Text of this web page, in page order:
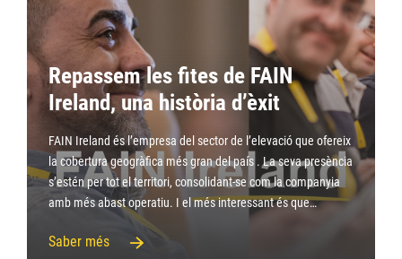
Repassem les fites de FAIN
Ireland, una història d’èxit
FAIN Ireland és l’empresa del sector de l’elevació que ofereix
la cobertura geogràfica més gran del país . La seva presència
s’estén per tot el territori, consolidant-se com la companyia
amb més abast operatiu. I el més interessant és que…
Saber més